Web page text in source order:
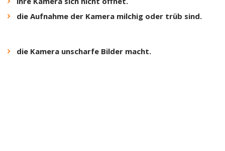
die Aufnahme der Kamera milchig oder trüb sind.
die Kamera unscharfe Bilder macht.